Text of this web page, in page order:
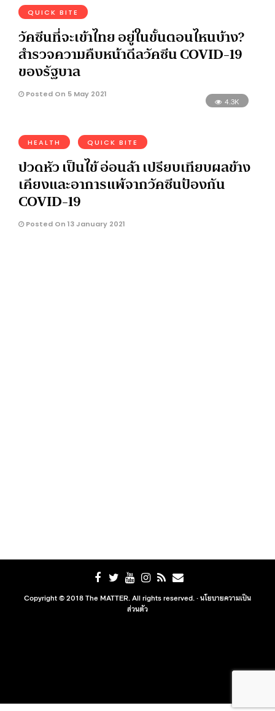
QUICK BITE
วัคซีนที่จะเข้าไทย อยู่ในขั้นตอนไหนบ้าง?
สำรวจความคืบหน้าดีลวัคซีน COVID-19
ของรัฐบาล
Posted On 5 May 2021
4.3K
HEALTH QUICK BITE
ปวดหัว เป็นไข้ อ่อนล้า เปรียบเทียบผลข้าง
เคียงและอาการแพ้จากวัคซีนป้องกัน
COVID-19
Posted On 13 January 2021
Copyright © 2018 The MATTER. All rights reserved. ·นโยบายความเป็น
ส่วนตัว